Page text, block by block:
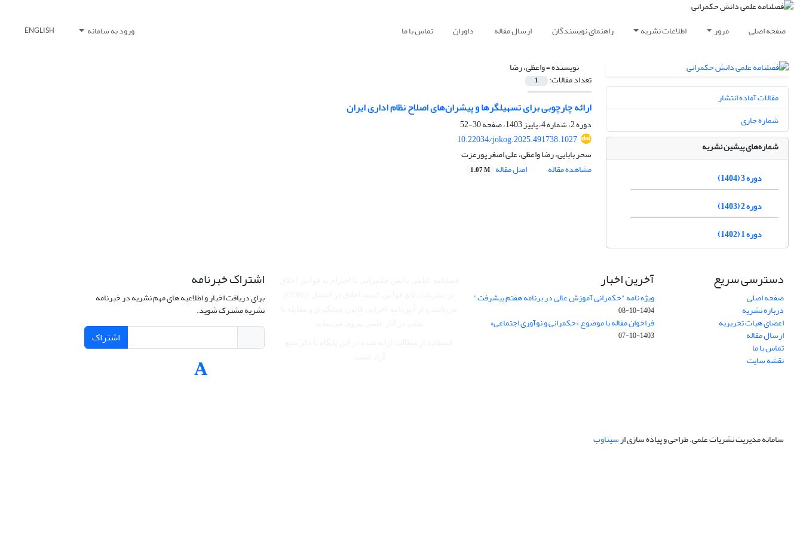
صفحه اصلی مرور اطلاعات نشریه راهنمای نویسندگان ارسال مقاله داوران تماس با ما ورود به سامانه ENGLISH
نویسنده =واعظی، رضا
تعداد مقالات: 1
ارائه چارچوبی برای تسهیلگرها و پیشران‌های اصلاح نظام اداری ایران
دوره 2، شماره 4، پاییز 1403، صفحه
30-52
10.22034/jokog.2025.491738.1027
سحر بابایی، رضا واعظی، علی اصغر پورعزت
مشاهده مقاله
اصل مقاله 1.07 M
مقالات آماده انتشار
شماره جاری
شماره‌های پیشین نشریه
دوره 3 (1404)
دوره 2 (1403)
دوره 1 (1402)
دسترسی سریع
صفحه اصلی
درباره نشریه
اعضای هیات تحریریه
ارسال مقاله
تماس با ما
نقشه سایت
آخرین اخبار
ویژه نامه "حکمرانی آموزش عالی در برنامه هفتم پیشرفت"
1404-10-08
فراخوان مقاله با موضوع «حکمرانی و نوآوری اجتماعی»
1403-10-07
اشتراک خبرنامه
برای دریافت اخبار و اطلاعیه های مهم نشریه در خبرنامه
نشریه مشترک شوید.
اشتراک
سامانه مدیریت نشریات علمی.طراحی و پیاده سازی ازسیناوب